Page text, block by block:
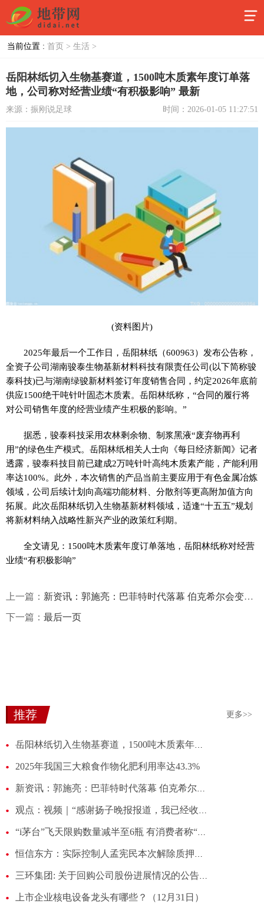
当前位置 : 首页 > 生活 >
岳阳林纸切入生物基赛道，1500吨木质素年度订单落
地，公司称对经营业绩“有积极影响” 最新
来源：振刚说足球 时间：2026-01-05 11:27:51
(资料图片)
2025年最后一个工作日，岳阳林纸（600963）发布公告称，
全资子公司湖南骏泰生物基新材料科技有限责任公司(以下简称骏
泰科技)已与湖南绿骏新材料签订年度销售合同，约定2026年底前
供应1500绝干吨针叶固态木质素。岳阳林纸称，“合同的履行将
对公司销售年度的经营业绩产生积极的影响。”
据悉，骏泰科技采用农林剩余物、制浆黑液“废弃物再利
用”的绿色生产模式。岳阳林纸相关人士向《每日经济新闻》记者
透露，骏泰科技目前已建成2万吨针叶高纯木质素产能，产能利用
率达100%。此外，本次销售的产品当前主要应用于有色金属冶炼
领域，公司后续计划向高端功能材料、分散剂等更高附加值方向
拓展。此次岳阳林纸切入生物基新材料领域，适逢“十五五”规划
将新材料纳入战略性新兴产业的政策红利期。
全文请见：1500吨木质素年度订单落地，岳阳林纸称对经营
业绩“有积极影响”
上一篇： 新资讯：郭施亮：巴菲特时代落幕 伯克希尔会变成平庸公司吗？
下一篇： 最后一页
推荐 更多>>
2025年我国三大粮食作物化肥利用率达43.3%
上市企业核电设备龙头有哪些？（12月31日）